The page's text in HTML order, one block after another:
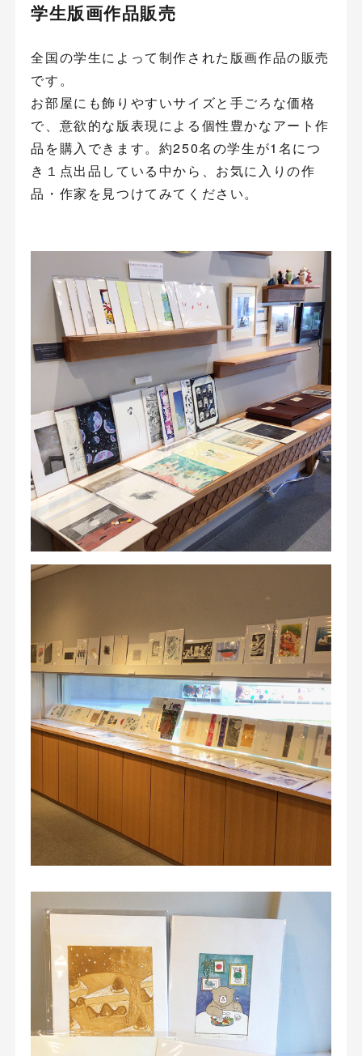
学生版画作品販売
全国の学生によって制作された版画作品の販売
です。
お部屋にも飾りやすいサイズと手ごろな価格
で、意欲的な版表現による個性豊かなアート作
品を購入できます。約250名の学生が1名につ
き１点出品している中から、お気に入りの作
品・作家を見つけてみてください。